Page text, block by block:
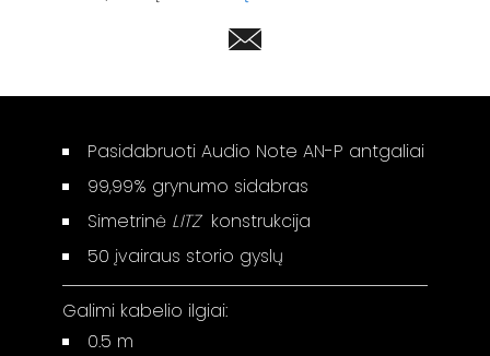
Pasidabruoti Audio Note AN-P antgaliai
99,99% grynumo sidabras
Simetrinė LITZkonstrukcija
50 įvairaus storio gyslų
Galimi kabelio ilgiai:
0.5 m